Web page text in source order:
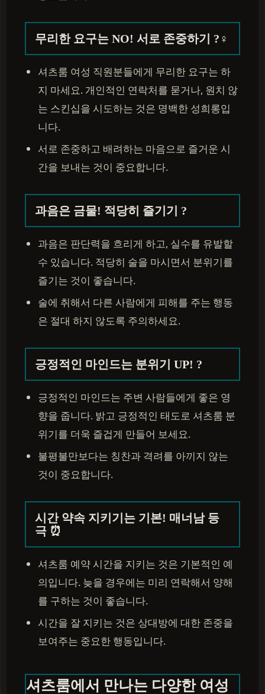
무리한 요구는 NO! 서로 존중하기 ?‍♀️
셔츠룸 여성 직원분들에게 무리한 요구는 하
지 마세요. 개인적인 연락처를 묻거나, 원치 않
는 스킨십을 시도하는 것은 명백한 성희롱입
니다.
서로 존중하고 배려하는 마음으로 즐거운 시
간을 보내는 것이 중요합니다.
과음은 금물! 적당히 즐기기 ?
과음은 판단력을 흐리게 하고, 실수를 유발할
수 있습니다. 적당히 술을 마시면서 분위기를
즐기는 것이 좋습니다.
술에 취해서 다른 사람에게 피해를 주는 행동
은 절대 하지 않도록 주의하세요.
긍정적인 마인드는 분위기 UP! ?
긍정적인 마인드는 주변 사람들에게 좋은 영
향을 줍니다. 밝고 긍정적인 태도로 셔츠룸 분
위기를 더욱 즐겁게 만들어 보세요.
불평불만보다는 칭찬과 격려를 아끼지 않는
것이 중요합니다.
시간 약속 지키기는 기본! 매너남 등
극 ⏰
셔츠룸 예약 시간을 지키는 것은 기본적인 예
의입니다. 늦을 경우에는 미리 연락해서 양해
를 구하는 것이 좋습니다.
시간을 잘 지키는 것은 상대방에 대한 존중을
보여주는 중요한 행동입니다.
셔츠룸에서 만나는 다양한 여성